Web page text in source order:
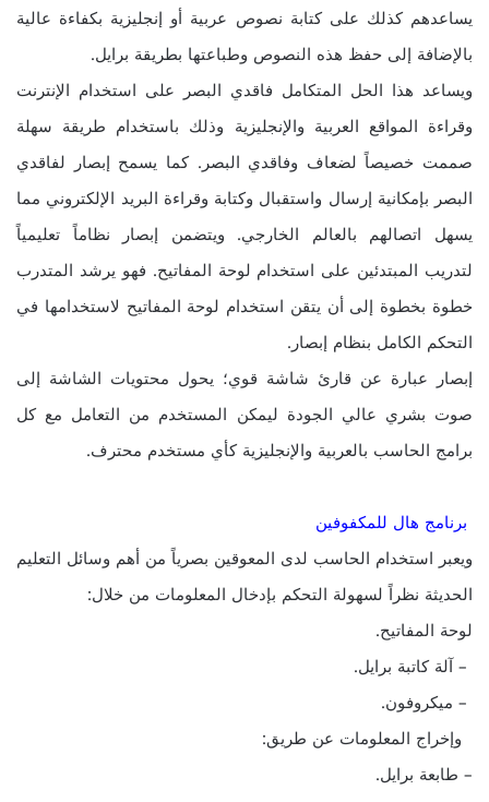
يساعدهم كذلك على كتابة نصوص عربية أو إنجليزية بكفاءة عالية
بالإضافة إلى حفظ هذه النصوص وطباعتها بطريقة برايل.
ويساعد هذا الحل المتكامل فاقدي البصر على استخدام الإنترنت
وقراءة المواقع العربية والإنجليزية وذلك باستخدام طريقة سهلة
صممت خصيصاً لضعاف وفاقدي البصر. كما يسمح إبصار لفاقدي
البصر بإمكانية إرسال واستقبال وكتابة وقراءة البريد الإلكتروني مما
يسهل اتصالهم بالعالم الخارجي. ويتضمن إبصار نظاماً تعليمياً
لتدريب المبتدئين على استخدام لوحة المفاتيح. فهو يرشد المتدرب
خطوة بخطوة إلى أن يتقن استخدام لوحة المفاتيح لاستخدامها في
التحكم الكامل بنظام إبصار.
إبصار عبارة عن قارئ شاشة قوي؛ يحول محتويات الشاشة إلى
صوت بشري عالي الجودة ليمكن المستخدم من التعامل مع كل
برامج الحاسب بالعربية والإنجليزية كأي مستخدم محترف.
برنامج هال للمكفوفين
ويعبر استخدام الحاسب لدى المعوقين بصرياً من أهم وسائل التعليم
الحديثة نظراً لسهولة التحكم بإدخال المعلومات من خلال:
لوحة المفاتيح.
– آلة كاتبة برايل.
– ميكروفون.
وإخراج المعلومات عن طريق:
– طابعة برايل.